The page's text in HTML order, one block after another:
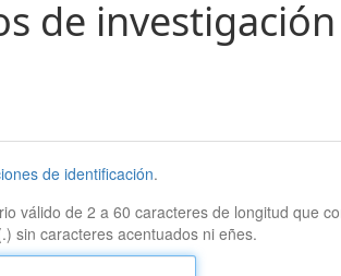
de
de identificación.
válido de 2 a 60 caracteres de longitud que
sin caracteres acentuados ni eñes.